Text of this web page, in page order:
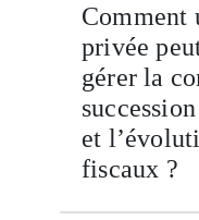
Comment
privée
gérer la
et
fiscaux ?